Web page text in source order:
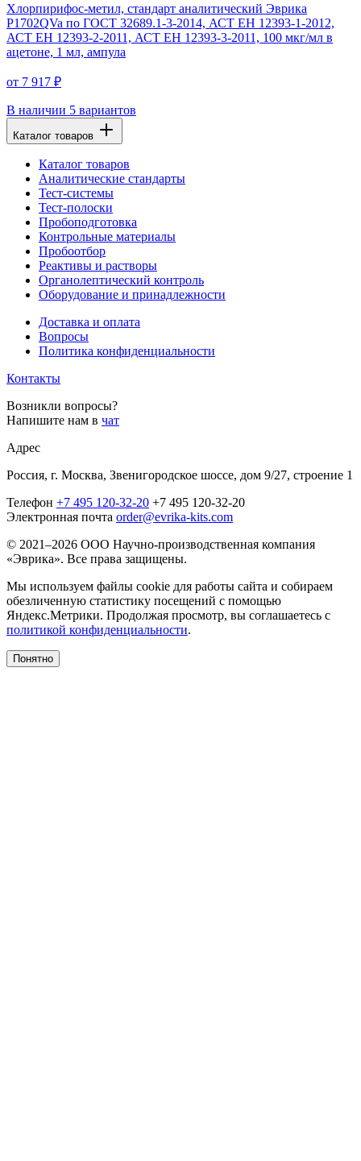
Хлорпирифос-метил, стандарт аналитический Эврика
P1702QVa по ГОСТ 32689.1-3-2014, АСТ ЕН 12393-1-2012,
АСТ ЕН 12393-2-2011, АСТ ЕН 12393-3-2011, 100 мкг/мл в
ацетоне, 1 мл, ампула
от 7 917 ₽
В наличии 5 вариантов
Каталог товаров
Каталог товаров
Аналитические стандарты
Тест-системы
Тест-полоски
Пробоподготовка
Контрольные материалы
Пробоотбор
Реактивы и растворы
Органолептический контроль
Оборудование и принадлежности
Доставка и оплата
Вопросы
Политика конфиденциальности
Контакты
Возникли вопросы?
Напишите нам в чат
Адрес
Россия, г. Москва, Звенигородское шоссе, дом 9/27, строение 1
Телефон +7 495 120-32-20 +7 495 120-32-20
Электронная почта order@evrika-kits.com
© 2021–2026 ООО Научно-производственная компания
«Эврика». Все права защищены.
Мы используем файлы cookie для работы сайта и собираем
обезличенную статистику посещений с помощью
Яндекс.Метрики. Продолжая просмотр, вы соглашаетесь с
политикой конфиденциальности.
Понятно